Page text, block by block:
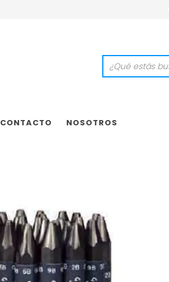
CONTACTO NOSOTROS